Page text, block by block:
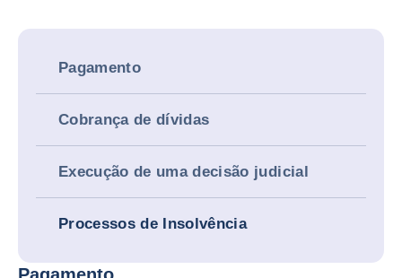
Pagamento
Cobrança de dívidas
Execução de uma decisão judicial
Processos de Insolvência